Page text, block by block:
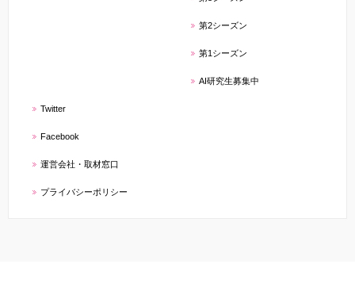
第2シーズン
第1シーズン
AI研究生募集中
Twitter
Facebook
運営会社・取材窓口
プライバシーポリシー